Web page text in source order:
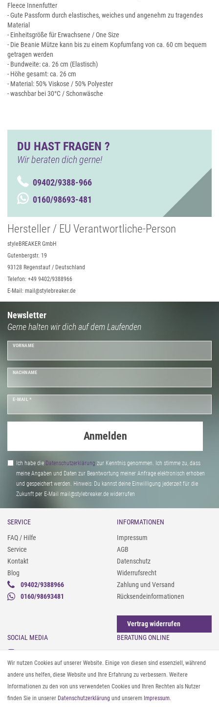
Fleece Innenfutter
- Gute Passform durch elastisches, weiches und angenehm zu tragendes
Material
- Einheitsgröße für Erwachsene / One Size
- Die Beanie Mütze kann bis zu einem Kopfumfang von ca. 60 cm bequem
getragen werden
- Bundweite: ca. 26 cm (Elastisch)
- Höhe gesamt: ca. 26 cm
- Material: 50% Viskose / 50% Polyester
- waschbar bei 30°C / Schonwäsche
DU HAST FRAGEN ?
Wir beraten dich gerne!
09402/9388-966
0160/98693-481
Hersteller / EU Verantwortliche-Person
styleBREAKER GmbH
Gutenbergstr. 19
93128 Regenstauf / Deutschland
Telefon: +49 9402/9388966
E-Mail: mail@stylebreaker.de
Newsletter
Gerne halten wir dich auf dem Laufenden
VORNAME
NACHNAME
E-MAIL *
Anmelden
Ich habe die Daten­schutz­erklärung zur Kenntnis genommen. Ich stimme zu, dass
meine Angaben und Daten zur Beantwortung meiner Anfrage elektronisch erhoben
und gespeichert werden. Hinweis: Du kannst deine Einwilligung jederzeit für die
Zukunft per E-Mail mail@stylebreaker.de widerrufen
SERVICE
FAQ / Hilfe
Service
Kontakt
Blog
09402/9388966
0160/98693481
INFORMATIONEN
Impressum
AGB
Datenschutz
Widerrufsrecht
Zahlung und Versand
Rücksendeinformationen
Vertrag widerrufen
SOCIAL MEDIA
Instagram
Facebook
Pinterest
Twitter
Youtube
BERATUNG ONLINE
Gürtel messen & kürzen
Sonnenbrillen & UV-Schutz
Textilpflege
Textil- und Material-Guide
Geldbörse richtig organisieren
Wir nutzen Cookies auf unserer Website. Einige von diesen sind essenziell, während
andere uns helfen, diese Website und Ihre Erfahrung zu verbessern. Weitere
Informationen zu den von uns verwendeten Cookies und Ihren Rechten als Nutzer
finden Sie in unserer Daten­schutz­erklärung und unserem Impressum.